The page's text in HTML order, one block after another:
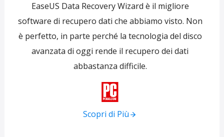
EaseUS Data Recovery Wizard è il migliore
software di recupero dati che abbiamo visto. Non
è perfetto, in parte perché la tecnologia del disco
avanzata di oggi rende il recupero dei dati
abbastanza difficile.

Scopri di Più